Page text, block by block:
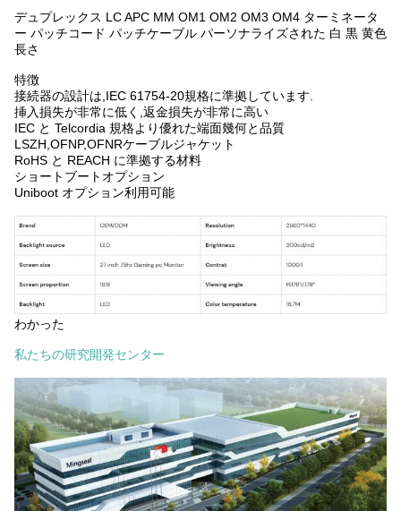
デュプレックス LC APC MM OM1 OM2 OM3 OM4 ターミネータ
ー パッチコード パッチケーブル パーソナライズされた 白 黒 黄色
長さ
特徴
接続器の設計は,IEC 61754-20規格に準拠しています.
挿入損失が非常に低く,返金損失が非常に高い
IEC と Telcordia 規格より優れた端面幾何と品質
LSZH,OFNP,OFNRケーブルジャケット
RoHS と REACH に準拠する材料
ショートブートオプション
Uniboot オプション利用可能
わかった
私たちの研究開発センター